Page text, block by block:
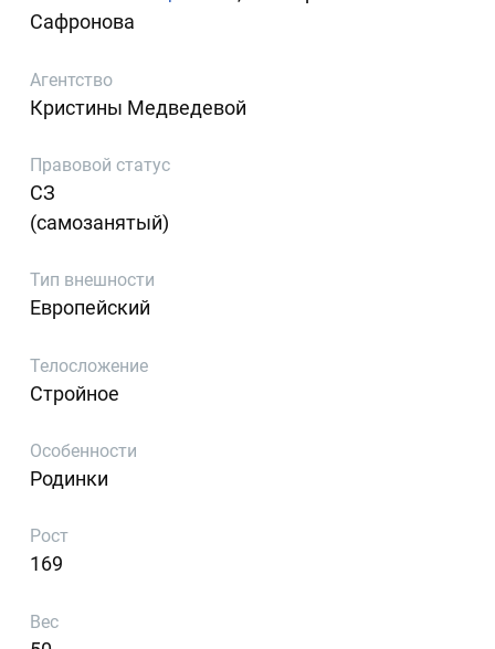
Сафронова
Агентство
Кристины Медведевой
Правовой статус
СЗ
(самозанятый)
Тип внешности
Европейский
Телосложение
Стройное
Особенности
Родинки
Рост
169
Вес